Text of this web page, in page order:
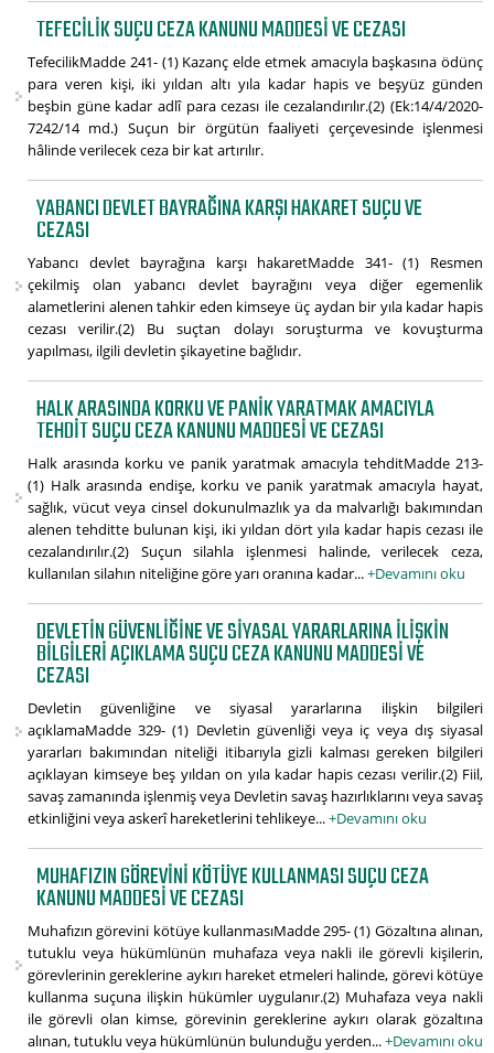
TEFECILIK SUÇU CEZA KANUNU MADDESI VE CEZASI
TefecilikMadde 241- (1) Kazanç elde etmek amacıyla başkasına ödünç
para veren kişi, iki yıldan altı yıla kadar hapis ve beşyüz günden
beşbin güne kadar adlî para cezası ile cezalandırılır.(2) (Ek:14/4/2020-
7242/14 md.) Suçun bir örgütün faaliyeti çerçevesinde işlenmesi
hâlinde verilecek ceza bir kat artırılır.
YABANCI DEVLET BAYRAĞINA KARŞI HAKARET SUÇU VE
CEZASI
Yabancı devlet bayrağına karşı hakaretMadde 341- (1) Resmen
çekilmiş olan yabancı devlet bayrağını veya diğer egemenlik
alametlerini alenen tahkir eden kimseye üç aydan bir yıla kadar hapis
cezası verilir.(2) Bu suçtan dolayı soruşturma ve kovuşturma
yapılması, ilgili devletin şikayetine bağlıdır.
HALK ARASINDA KORKU VE PANIK YARATMAK AMACIYLA
TEHDIT SUÇU CEZA KANUNU MADDESI VE CEZASI
Halk arasında korku ve panik yaratmak amacıyla tehditMadde 213-
(1) Halk arasında endişe, korku ve panik yaratmak amacıyla hayat,
sağlık, vücut veya cinsel dokunulmazlık ya da malvarlığı bakımından
alenen tehditte bulunan kişi, iki yıldan dört yıla kadar hapis cezası ile
cezalandırılır.(2) Suçun silahla işlenmesi halinde, verilecek ceza,
kullanılan silahın niteliğine göre yarı oranına kadar...+Devamını oku
DEVLETIN GÜVENLIĞINE VE SIYASAL YARARLARINA ILIŞKIN
BILGILERI AÇIKLAMA SUÇU CEZA KANUNU MADDESI VE
CEZASI
Devletin güvenliğine ve siyasal yararlarına ilişkin bilgileri
açıklamaMadde 329- (1) Devletin güvenliği veya iç veya dış siyasal
yararları bakımından niteliği itibarıyla gizli kalması gereken bilgileri
açıklayan kimseye beş yıldan on yıla kadar hapis cezası verilir.(2) Fiil,
savaş zamanında işlenmiş veya Devletin savaş hazırlıklarını veya savaş
etkinliğini veya askerî hareketlerini tehlikeye...+Devamını oku
MUHAFIZIN GÖREVINI KÖTÜYE KULLANMASI SUÇU CEZA
KANUNU MADDESI VE CEZASI
Muhafızın görevini kötüye kullanmasıMadde 295- (1) Gözaltına alınan,
tutuklu veya hükümlünün muhafaza veya nakli ile görevli kişilerin,
görevlerinin gereklerine aykırı hareket etmeleri halinde, görevi kötüye
kullanma suçuna ilişkin hükümler uygulanır.(2) Muhafaza veya nakli
ile görevli olan kimse, görevinin gereklerine aykırı olarak gözaltına
alınan, tutuklu veya hükümlünün bulunduğu yerden...+Devamını oku